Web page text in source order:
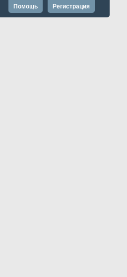
Регистрация
Помощь